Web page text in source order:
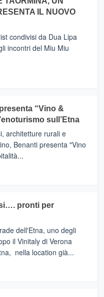
IL NUOVO
condivisi da Dua Lipa
incontri del Miu Miu
“Vino &
sull’Etna
architetture rurali e
Benanti presenta "Vino
pronti per
dell'Etna, uno degli
il Vinitaly di Verona
nella location già...